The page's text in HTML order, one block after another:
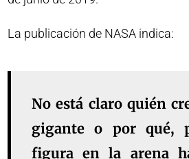
La publicación de NASA indica:
No está claro quién
gigante o por qué,
figura en la arena